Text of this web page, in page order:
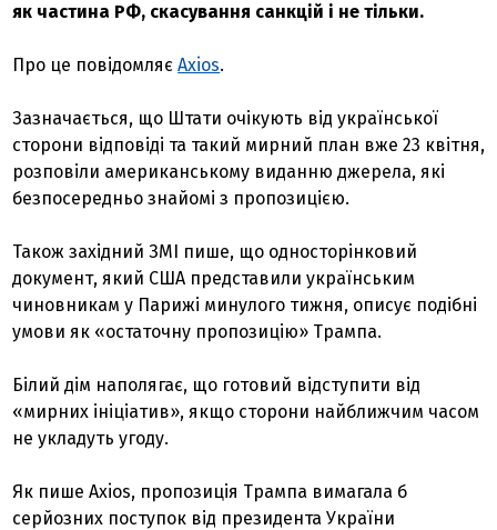
як частина РФ, скасування санкцій і не тільки.
Про це повідомляєAxios.
Зазначається, що Штати очікують від української
сторони відповіді та такий мирний план вже 23 квітня,
розповіли американському виданню джерела, які
безпосередньо знайомі з пропозицією.
Також західний ЗМІ пише, що односторінковий
документ, який США представили українським
чиновникам у Парижі минулого тижня, описує подібні
умови як «остаточну пропозицію» Трампа.
Білий дім наполягає, що готовий відступити від
«мирних ініціатив», якщо сторони найближчим часом
не укладуть угоду.
Як пише Axios, пропозиція Трампа вимагала б
серйозних поступок від президента України